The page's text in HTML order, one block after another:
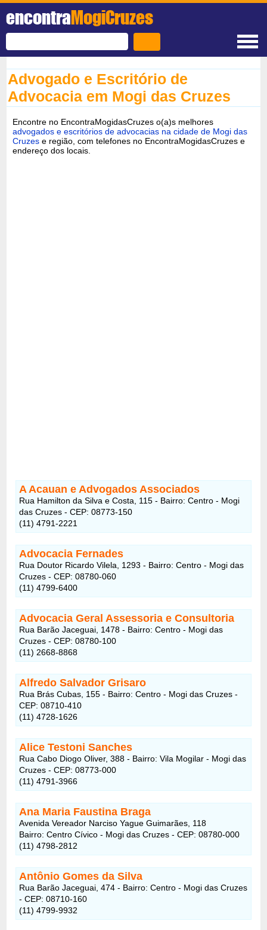
encontraMogiCruzes
Advogado e Escritório de
Advocacia em Mogi das Cruzes
Encontre no EncontraMogidasCruzes o(a)s melhores
advogados e escritórios de advocacias na cidade de Mogi das
Cruzes e região, com telefones no EncontraMogidasCruzes e
endereço dos locais.
A Acauan e Advogados Associados
Rua Hamilton da Silva e Costa, 115 - Bairro: Centro - Mogi
das Cruzes - CEP: 08773-150
(11) 4791-2221
Advocacia Fernades
Rua Doutor Ricardo Vilela, 1293 - Bairro: Centro - Mogi das
Cruzes - CEP: 08780-060
(11) 4799-6400
Advocacia Geral Assessoria e Consultoria
Rua Barão Jaceguai, 1478 - Bairro: Centro - Mogi das
Cruzes - CEP: 08780-100
(11) 2668-8868
Alfredo Salvador Grisaro
Rua Brás Cubas, 155 - Bairro: Centro - Mogi das Cruzes -
CEP: 08710-410
(11) 4728-1626
Alice Testoni Sanches
Rua Cabo Diogo Oliver, 388 - Bairro: Vila Mogilar - Mogi das
Cruzes - CEP: 08773-000
(11) 4791-3966
Ana Maria Faustina Braga
Avenida Vereador Narciso Yague Guimarães, 118
Bairro: Centro Cívico - Mogi das Cruzes - CEP: 08780-000
(11) 4798-2812
Antônio Gomes da Silva
Rua Barão Jaceguai, 474 - Bairro: Centro - Mogi das Cruzes
- CEP: 08710-160
(11) 4799-9932